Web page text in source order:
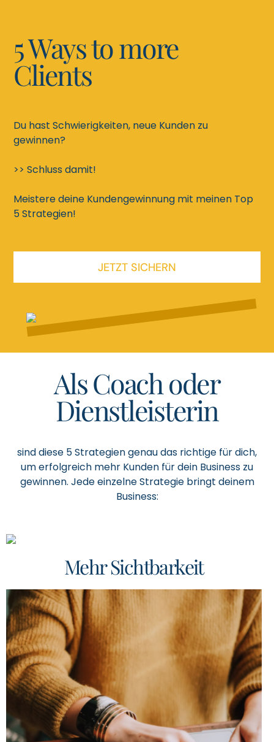
5 Ways to more
Clients
Du hast Schwierigkeiten, neue Kunden zu
gewinnen?
>> Schluss damit!
Meistere deine Kundengewinnung mit meinen Top
5 Strategien!
JETZT SICHERN
Als Coach oder
Dienstleisterin
sind diese 5 Strategien genau das richtige für dich,
um erfolgreich mehr Kunden für dein Business zu
gewinnen. Jede einzelne Strategie bringt deinem
Business:
Mehr Sichtbarkeit